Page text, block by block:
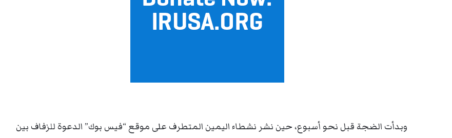
وبدأت الضجة قبل نحو أسبوع، حين نشر نشطاء اليمين المتطرف على موقع “فيس بوك” الدعوة للزفاف بين